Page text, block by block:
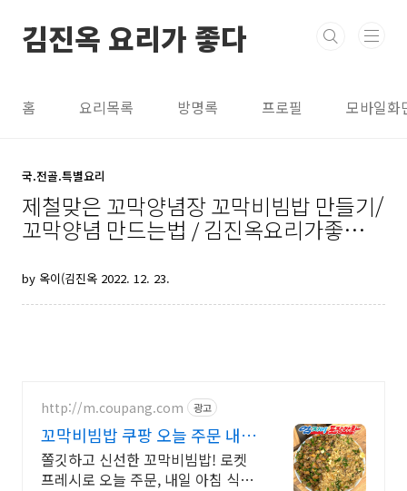
김진옥 요리가 좋다
홈 요리목록 방명록 프로필 모바일화
국.전골.특별요리
제철맞은 꼬막양념장 꼬막비빔밥 만들기/
꼬막양념 만드는법 / 김진옥요리가좋다/
by 옥이(김진옥 2022. 12. 23.
http://m.coupang.com 광고
꼬막비빔밥 쿠팡 오늘 주문 내일
도착!
쫄깃하고 신선한 꼬막비빔밥! 로켓
프레시로 오늘 주문, 내일 아침 식탁